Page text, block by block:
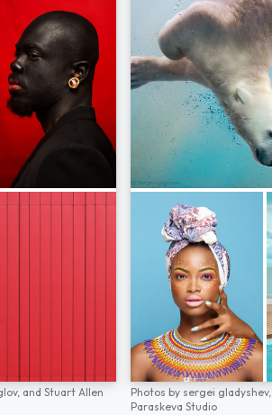
and Stuart Allen Photos by sergei gladyshev,
Paraskeva Studio